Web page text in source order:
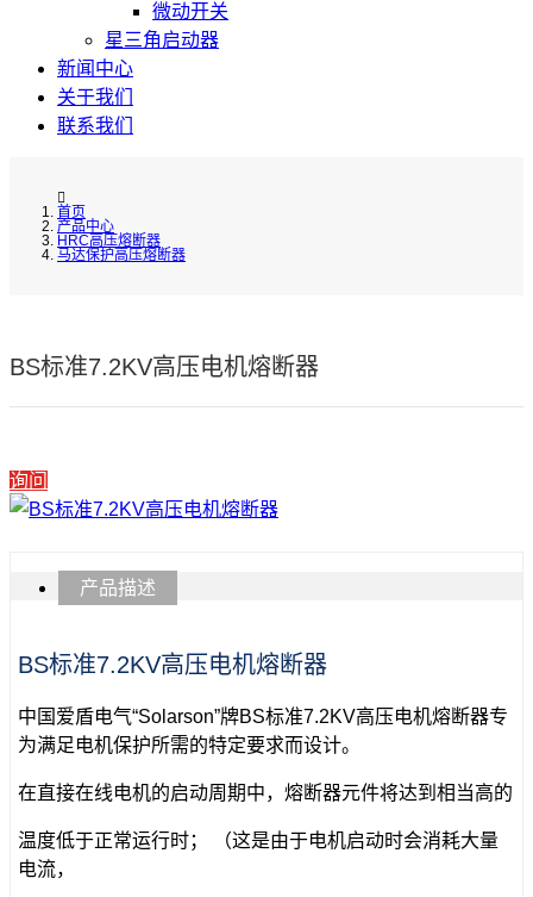
微动开关
星三角启动器
新闻中心
关于我们
联系我们
首页
产品中心
HRC高压熔断器
马达保护高压熔断器
BS标准7.2KV高压电机熔断器
询问
产品描述
BS标准7.2KV高压电机熔断器
中国爱盾电气“Solarson”牌BS标准7.2KV高压电机熔断器专
为满足电机保护所需的特定要求而设计。
在直接在线电机的启动周期中，熔断器元件将达到相当高的
温度低于正常运行时； （这是由于电机启动时会消耗大量
电流，